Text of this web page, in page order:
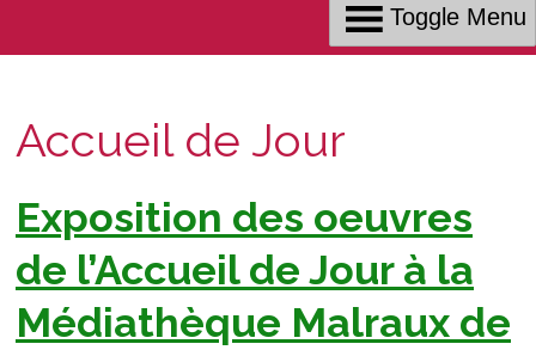
Toggle Menu
Accueil de Jour
Exposition des oeuvres
de l’Accueil de Jour à la
Médiathèque Malraux de